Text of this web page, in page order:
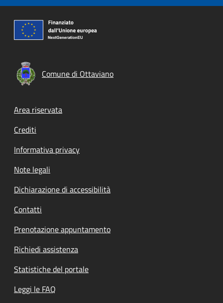
Comune di Ottaviano
Footer menu
Area riservata
Crediti
Informativa privacy
Note legali
Dichiarazione di accessibilità
Contatti
Prenotazione appuntamento
Richiedi assistenza
Statistiche del portale
Leggi le FAQ